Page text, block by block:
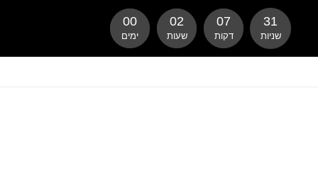
00
ימים
02
שעות
07
דקות
30
שניות